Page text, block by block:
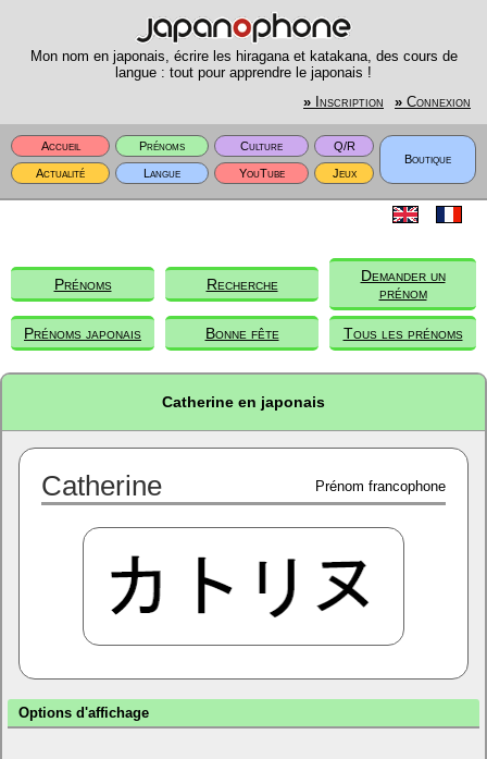
Mon nom en japonais, écrire les hiragana et katakana, des cours de
langue : tout pour apprendre le japonais !
» Inscription » Connexion
Accueil Prénoms Culture
Q/R
Boutique
Actualité
Langue YouTube Jeux
Prénoms Recherche
Demander un
prénom
Prénoms japonais Bonne fête Tous les prénoms
Catherine en japonais
Catherine Prénom francophone
Options d'affichage